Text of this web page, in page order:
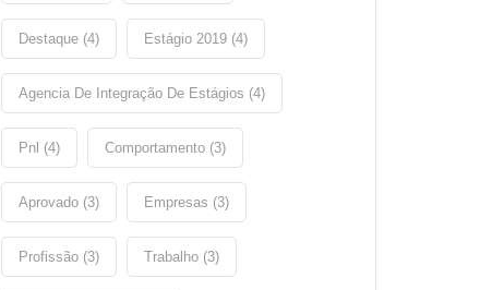
Destaque (4) Estágio 2019 (4)
Agencia De Integração De Estágios (4)
Pnl (4) Comportamento (3)
Aprovado (3) Empresas (3)
Profissão (3) Trabalho (3)